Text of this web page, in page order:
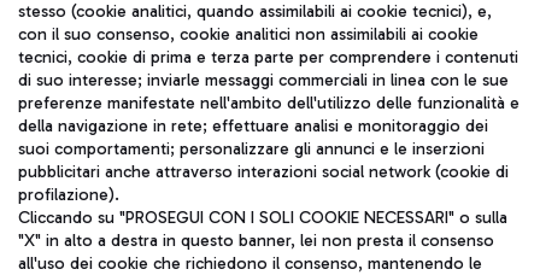
Fast Food
Treno
Raggiungi velocemente l'aeroporto di Fiumicino da Roma
tramite i servizi ferroviari Trenitalia.
TRAVEL JOURNAL
ITA
stesso (cookie analitici, quando assimilabili ai cookie tecnici), e,
con il suo consenso, cookie analitici non assimilabili ai cookie
tecnici, cookie di prima e terza parte per comprendere i contenuti
di suo interesse; inviarle messaggi commerciali in linea con le sue
preferenze manifestate nell'ambito dell'utilizzo delle funzionalità e
della navigazione in rete; effettuare analisi e monitoraggio dei
suoi comportamenti; personalizzare gli annunci e le inserzioni
pubblicitari anche attraverso interazioni social network (cookie di
profilazione).
Cliccando su "PROSEGUI CON I SOLI COOKIE NECESSARI" o sulla
"X" in alto a destra in questo banner, lei non presta il consenso
all'uso dei cookie che richiedono il consenso, mantenendo le